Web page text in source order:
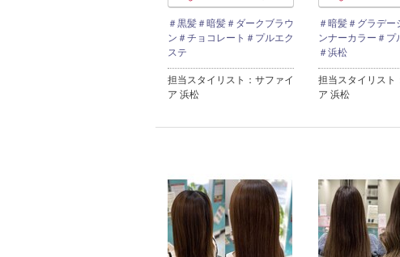
＃黒髪＃暗髪＃ダークブラウ
ン＃チョコレート＃プルエク
ステ
担当スタイリスト：サファイ
ア 浜松
＃暗髪＃グラデー
ンナーカラー＃プ
＃浜松
担当スタイリスト
ア 浜松